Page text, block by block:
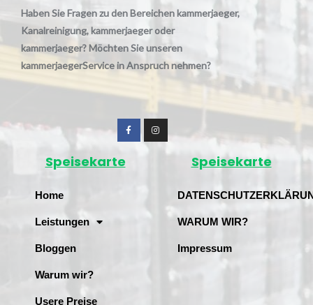
Haben Sie Fragen zu den Bereichen kammerjaeger,
Kanalreinigung, kammerjaeger oder
kammerjaeger? Möchten Sie unseren
kammerjaegerService in Anspruch nehmen?
Speisekarte
Home
Leistungen
Bloggen
Warum wir?
Usere Preise
Speisekarte
WARUM WIR?
Impressum